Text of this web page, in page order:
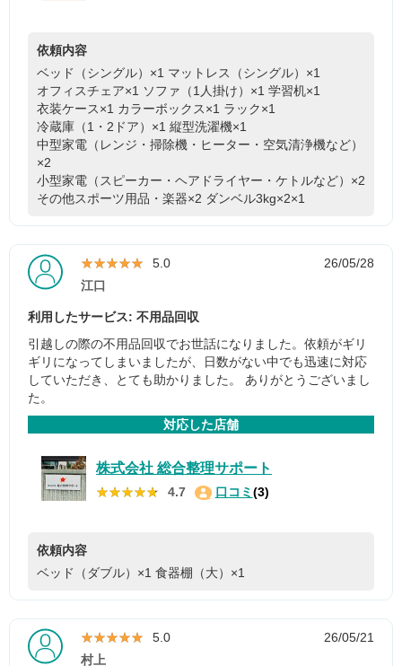
依頼内容
ベッド（シングル）×1 マットレス（シングル）×1
オフィスチェア×1 ソファ（1人掛け）×1 学習机×1
衣装ケース×1 カラーボックス×1 ラック×1
冷蔵庫（1・2ドア）×1 縦型洗濯機×1
中型家電（レンジ・掃除機・ヒーター・空気清浄機など）
×2
小型家電（スピーカー・ヘアドライヤー・ケトルなど）×2
その他スポーツ用品・楽器×2 ダンベル3kg×2×1
★★★★★
★★★★★ 5.0
26/05/28
江口
利用したサービス: 不用品回収
引越しの際の不用品回収でお世話になりました。依頼がギリ
ギリになってしまいましたが、日数がない中でも迅速に対応
していただき、とても助かりました。 ありがとうございまし
た。
対応した店舗
株式会社 総合整理サポート
★★★★★
★★★★★ 4.7 口コミ (3)
依頼内容
ベッド（ダブル）×1 食器棚（大）×1
★★★★★
★★★★★ 5.0
26/05/21
村上